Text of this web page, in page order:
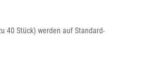
40 Stück) werden auf Standard-